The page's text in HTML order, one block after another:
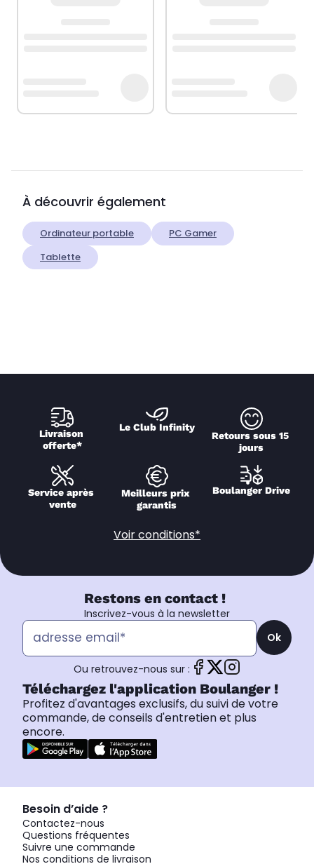
À découvrir également
Ordinateur portable
PC Gamer
Tablette
Livraison
offerte*
Le Club Infinity
Retours sous 15
jours
Service après
vente
Meilleurs prix
garantis
Boulanger Drive
Voir conditions*
Restons en contact !
Inscrivez-vous à la newsletter
Ok
Ou retrouvez-nous sur :
Téléchargez l'application Boulanger !
Profitez d'avantages exclusifs, du suivi de votre
commande, de conseils d'entretien et plus
encore.
Besoin d’aide ?
Contactez-nous
Questions fréquentes
Suivre une commande
Nos conditions de livraison